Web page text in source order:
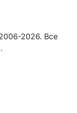
2026. Все